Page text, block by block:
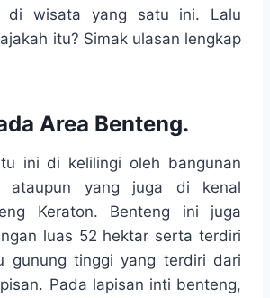
di wisata yang satu ini. Lalu
itu? Simak ulasan lengkap
Area Benteng.
ini di kelilingi oleh bangunan
ataupun yang juga di kenal
Keraton. Benteng ini juga
luas 52 hektar serta terdiri
gunung tinggi yang terdiri dari
Pada lapisan inti benteng,